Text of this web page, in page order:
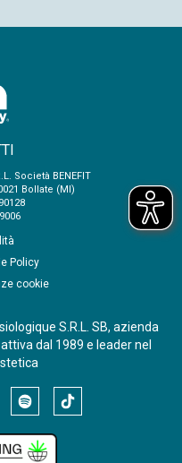
Società BENEFIT
Bollate (MI)
Policy
cookie
S.R.L. SB, azienda
dal 1989 e leader nel